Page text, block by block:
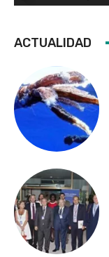
ACTUALIDAD